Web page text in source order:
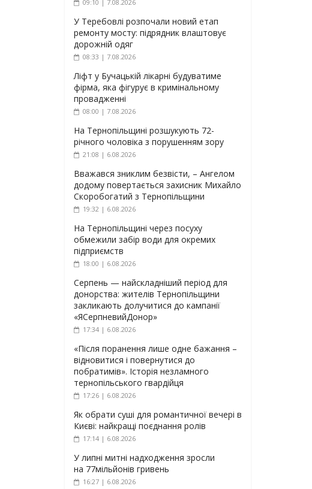
09:10 | 7.08.2026
У Теребовлі розпочали новий етап
ремонту мосту: підрядник влаштовує
дорожній одяг
08:33 | 7.08.2026
Ліфт у Бучацькій лікарні будуватиме
фірма, яка фігурує в кримінальному
провадженні
08:00 | 7.08.2026
На Тернопільщині розшукують 72-
річного чоловіка з порушенням зору
21:08 | 6.08.2026
Вважався зниклим безвісти, – Ангелом
додому повертається захисник Михайло
Скоробогатий з Тернопільщини
19:32 | 6.08.2026
На Тернопільщині через посуху
обмежили забір води для окремих
підприємств
18:00 | 6.08.2026
Серпень — найскладніший період для
донорства: жителів Тернопільщини
закликають долучитися до кампанії
«ЯСерпневийДонор»
17:34 | 6.08.2026
«Після поранення лише одне бажання –
відновитися і повернутися до
побратимів». Історія незламного
тернопільського гвардійця
17:26 | 6.08.2026
Як обрати суші для романтичної вечері в
Києві: найкращі поєднання ролів
17:14 | 6.08.2026
У липні митні надходження зросли
на 77мільйонів гривень
16:27 | 6.08.2026